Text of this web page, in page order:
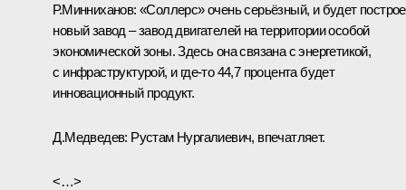
Р.Минниханов: «Соллерс» очень серьёзный, и будет
новый завод – завод двигателей на территории особой
экономической зоны. Здесь она связана с энергетикой,
с инфраструктурой, и где‑то 44,7 процента будет
инновационный продукт.
Д.Медведев: Рустам Нургалиевич, впечатляет.
<…>